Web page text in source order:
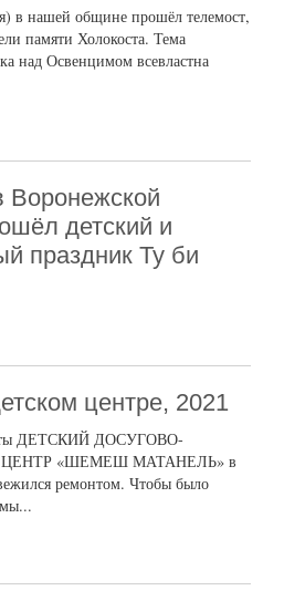
в нашей общине прошёл телемост,
памяти Холокоста. Тема
над Освенцимом всевластна
Воронежской
детский и
праздник Ту би
центре, 2021
ДЕТСКИЙ ДОСУГОВО-
«ШЕМЕШ МАТАНЕЛЬ» в
ремонтом. Чтобы было